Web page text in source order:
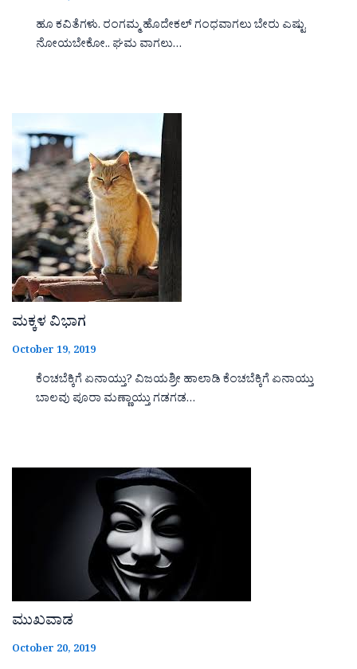
ಹೂ ಕವಿತೆಗಳು. ರಂಗಮ್ಮ ಹೊದೇಕಲ್ ಗಂಧವಾಗಲು ಬೇರು ಎಷ್ಟು
ನೋಯಬೇಕೋ.. ಘಮ ವಾಗಲು…
ಮಕ್ಕಳ ವಿಭಾಗ
October 19, 2019
ಕೆಂಚಬೆಕ್ಕಿಗೆ ಏನಾಯ್ತು? ವಿಜಯಶ್ರೀ ಹಾಲಾಡಿ ಕೆಂಚಬೆಕ್ಕಿಗೆ ಏನಾಯ್ತು
ಬಾಲವು ಪೂರಾ ಮಣ್ಣಾಯ್ತು ಗಡಗಡ…
ಮುಖವಾಡ
October 20, 2019